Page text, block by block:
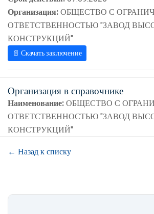
Организация:ОБЩЕСТВО С
ОТВЕТСТВЕННОСТЬЮ "ЗАВОД
КОНСТРУКЦИЙ"
📄 Скачать заключение
Организация в справочнике
Наименование:ОБЩЕСТВО С
ОТВЕТСТВЕННОСТЬЮ "ЗАВОД
КОНСТРУКЦИЙ"
← Назад к списку